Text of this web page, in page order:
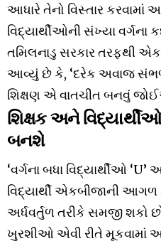
આધારે તેનો વિસ્તાર કરવામાં
વિદ્યાર્થીઓની સંખ્યા વર્ગના
તમિલનાડુ સરકાર તરફથી
આવ્યું છે કે, ‘દરેક અવાજ
શિક્ષણ એ વાતચીત બનવું
શિક્ષક અને
બનશે
‘વર્ગના બધા વિદ્યાર્થીઓ
વિદ્યાર્થી એકબીજાની
અર્ધવર્તુળ તરીકે સમજી શકો
ખુરશીઓ એવી રીતે મૂકવામાં